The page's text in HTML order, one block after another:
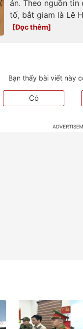
án. Theo nguồn
tố, bắt giam là Lê
Bạn thấy bài viết này
Có